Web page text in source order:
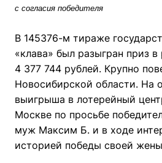
с согласия победителя
В 145376-м тираже
«клава» был разыгран приз в
4 377 744 рублей. Крупно
Новосибирской области. На
выигрыша в лотерейный
Москве по просьбе
муж Максим Б. и в ходе
историей победы своей